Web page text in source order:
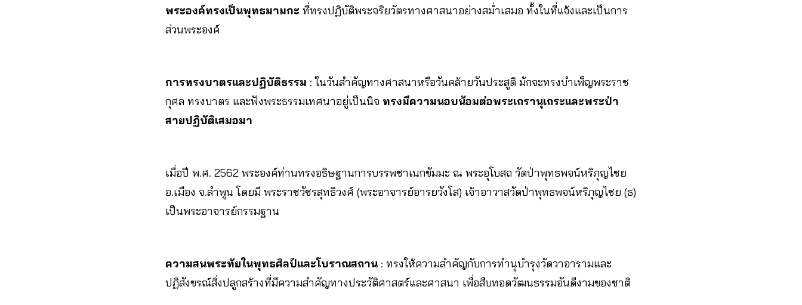
พระองค์ทรงเป็นพุทธมามกะ ที่ทรงปฏิบัติพระจริยวัตรทางศาสนาอย่างสม่ำเสมอ ทั้งในที่แจ้งและเป็นการ
ส่วนพระองค์
การทรงบาตรและปฏิบัติธรรม : ในวันสำคัญทางศาสนาหรือวันคล้ายวันประสูติ มักจะทรงบำเพ็ญพระราช
กุศล ทรงบาตร และฟังพระธรรมเทศนาอยู่เป็นนิจ ทรงมีความนอบน้อมต่อพระเถรานุเถระและพระป่า
สายปฏิบัติเสมอมา
เมื่อปี พ.ศ. 2562 พระองค์ท่านทรงอธิษฐานการบรรพชาเนกขัมมะ ณ พระอุโบสถ วัดป่าพุทธพจน์หริภุญไชย
อ.เมือง จ.ลำพูน โดยมี พระราชวัชรสุทธิวงศ์ (พระอาจารย์อารยวังโส) เจ้าอาวาสวัดป่าพุทธพจน์หริภุญไชย (ธ)
เป็นพระอาจารย์กรรมฐาน
ความสนพระทัยในพุทธศิลป์และโบราณสถาน : ทรงให้ความสำคัญกับการทำนุบำรุงวัดวาอารามและ
ปฏิสังขรณ์สิ่งปลูกสร้างที่มีความสำคัญทางประวัติศาสตร์และศาสนา เพื่อสืบทอดวัฒนธรรมอันดีงามของชาติ